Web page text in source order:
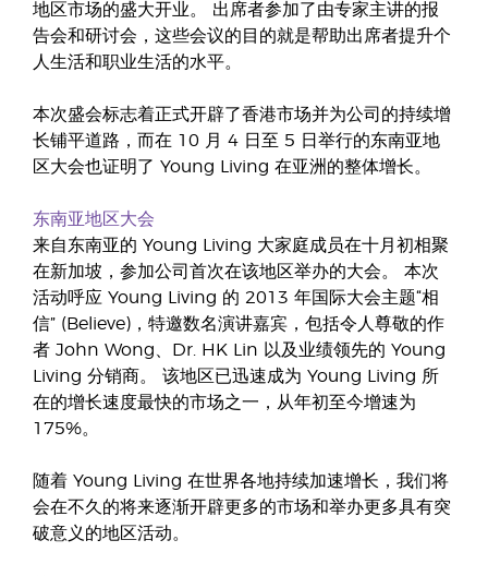
地区市场的盛大开业。 出席者参加了由专家主讲的报
告会和研讨会，这些会议的目的就是帮助出席者提升个
人生活和职业生活的水平。
本次盛会标志着正式开辟了香港市场并为公司的持续增
长铺平道路，而在 10 月 4 日至 5 日举行的东南亚地
区大会也证明了 Young Living 在亚洲的整体增长。
东南亚地区大会
来自东南亚的 Young Living 大家庭成员在十月初相聚
在新加坡，参加公司首次在该地区举办的大会。 本次
活动呼应 Young Living 的 2013 年国际大会主题“相
信” (Believe)，特邀数名演讲嘉宾，包括令人尊敬的作
者 John Wong、Dr. HK Lin 以及业绩领先的 Young
Living 分销商。 该地区已迅速成为 Young Living 所
在的增长速度最快的市场之一，从年初至今增速为
175%。
随着 Young Living 在世界各地持续加速增长，我们将
会在不久的将来逐渐开辟更多的市场和举办更多具有突
破意义的地区活动。